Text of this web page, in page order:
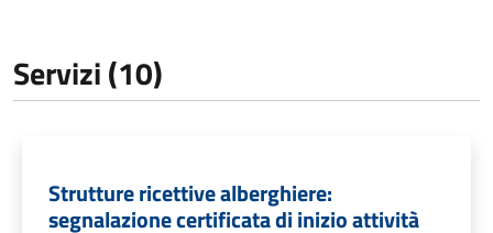
Servizi (10)
Strutture ricettive alberghiere:
segnalazione certificata di inizio attività